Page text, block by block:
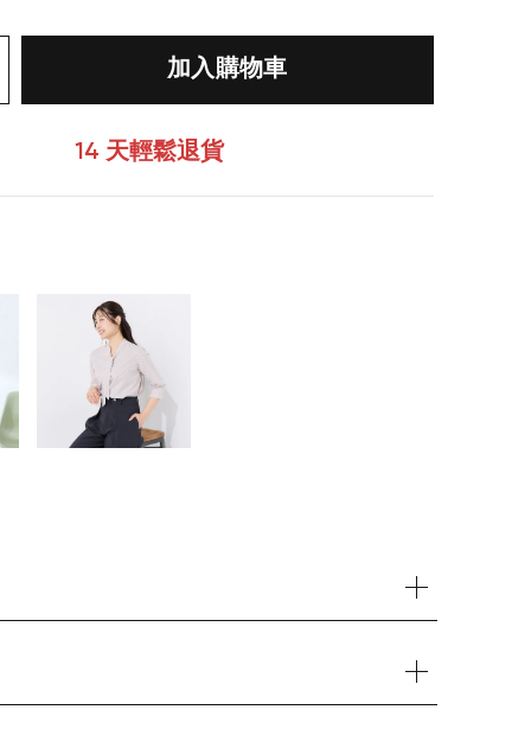
加入購物車
14 天輕鬆退貨